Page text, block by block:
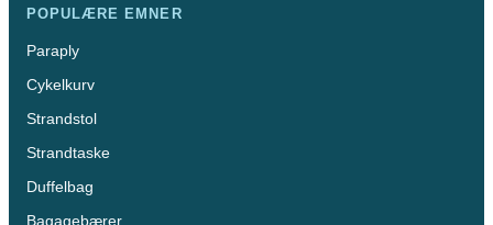
POPULÆRE EMNER
Paraply
Cykelkurv
Strandstol
Strandtaske
Duffelbag
Bagagebærer